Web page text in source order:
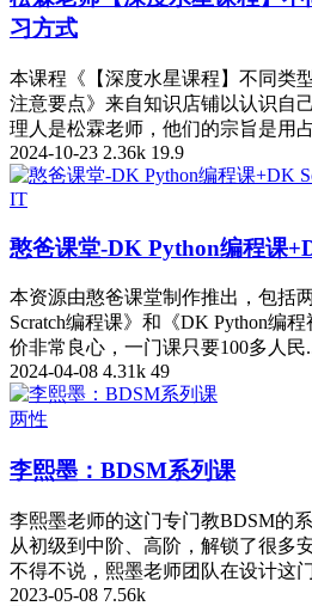
习方式
本课程《【深度水星课程】不同类
注意要点》来自知识店铺以认识自
理人是松霖老师，他们的宗旨是用
2024-10-23 2.36k 19.9
IT
憨爸课堂-DK Python编程课
本资源由憨爸课堂制作推出，包括
Scratch编程课》和《DK Python编
价非常良心，一门课只要100多人民
2024-04-08 4.31k 49
两性
李熙墨：BDSM系列课
李熙墨老师的这门专门教BDSM的
从初级到中阶、高阶，解锁了很多
不得不说，熙墨老师团队在设计这
2023-05-08 7.56k